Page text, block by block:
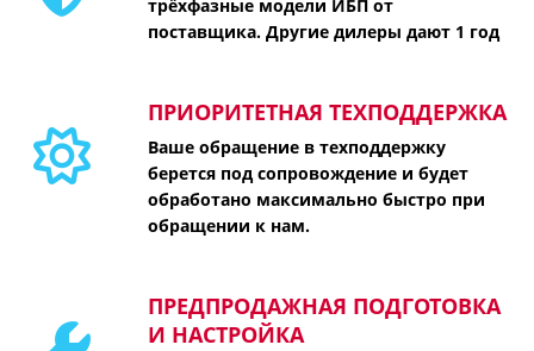
трёхфазные модели ИБП от
поставщика. Другие дилеры дают 1 год
ПРИОРИТЕТНАЯ ТЕХПОДДЕРЖКА
Ваше обращение в техподдержку
берется под сопровождение и будет
обработано максимально быстро при
обращении к нам.
ПРЕДПРОДАЖНАЯ ПОДГОТОВКА
И НАСТРОЙКА